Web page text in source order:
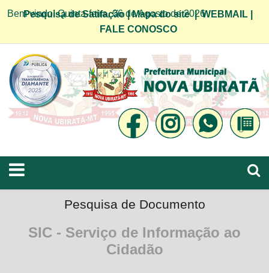
Bem vindo! Quinta-feira, 06 de Agosto de 2026
Pesquisa de Satifação|Mapa do site|WEBMAIL
FALE CONOSCO
Pesquisa de Documento
SIC - Serviço de Informação ao
Cidadão